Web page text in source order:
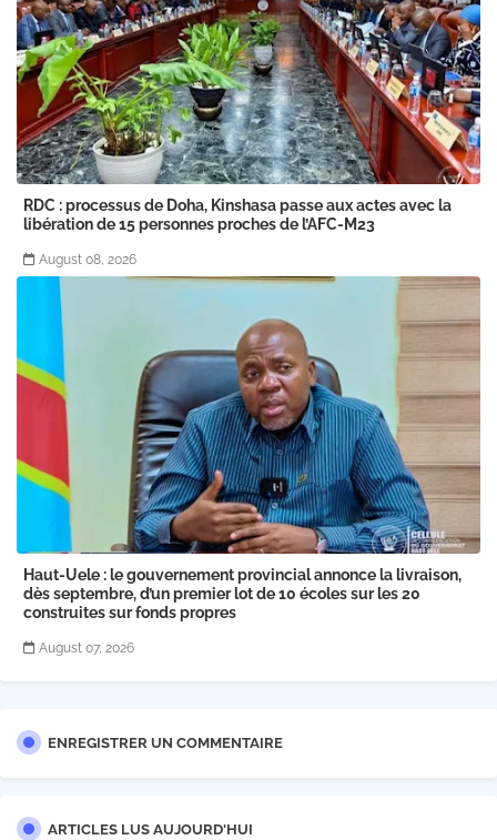
RDC : processus de Doha, Kinshasa passe aux actes avec la
libération de 15 personnes proches de l’AFC-M23
August 08, 2026
Haut-Uele : le gouvernement provincial annonce la livraison,
dès septembre, d’un premier lot de 10 écoles sur les 20
construites sur fonds propres
August 07, 2026
ENREGISTRER UN COMMENTAIRE
ARTICLES LUS AUJOURD'HUI